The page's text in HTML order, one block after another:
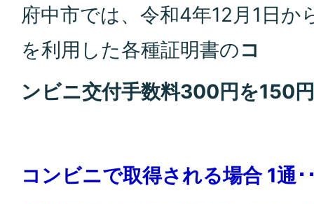
府中市では、令和4年12月1日か
を利用した各種証明書のコ
ンビニ交付手数料300円を150
コンビニで取得される場合 1通･